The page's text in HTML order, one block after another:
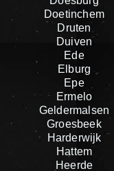
Doetinchem
Druten
Duiven
Ede
Elburg
Epe
Ermelo
Geldermalsen
Groesbeek
Harderwijk
Hattem
Heerde